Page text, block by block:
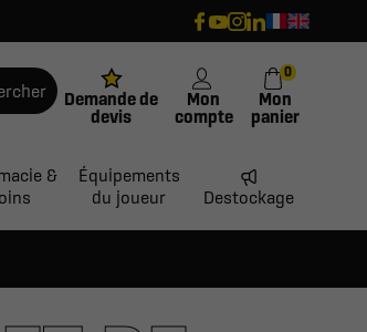
Demande de
devis
Mon
compte
Mon
panier
0
&
Équipements
du joueur
Destockage